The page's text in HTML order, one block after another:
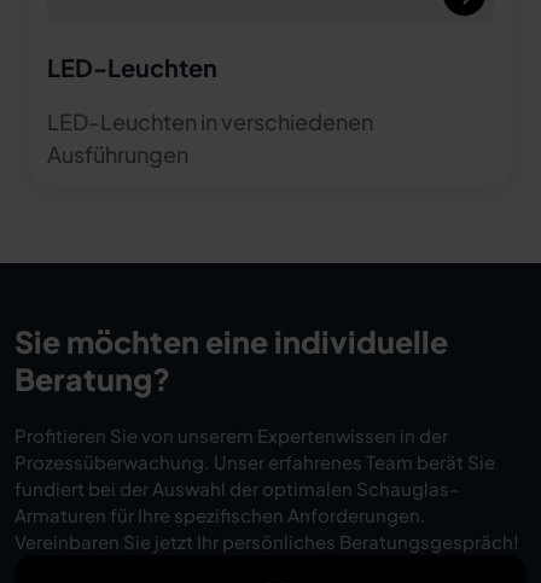
LED-Leuchten
LED-Leuchten in verschiedenen
Ausführungen
Sie möchten eine individuelle
Beratung?
Profitieren Sie von unserem Expertenwissen in der
Prozessüberwachung. Unser erfahrenes Team berät Sie
fundiert bei der Auswahl der optimalen Schauglas-
Armaturen für Ihre spezifischen Anforderungen.
Vereinbaren Sie jetzt Ihr persönliches Beratungsgespräch!